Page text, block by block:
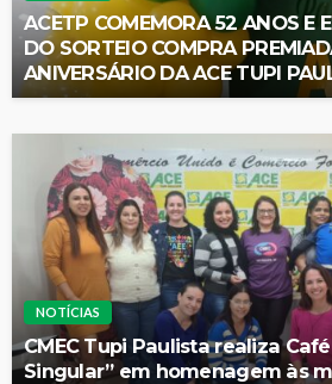
ACETP COMEMORA 52 ANOS E
DO SORTEIO COMPRA
ANIVERSÁRIO DA ACE TUPI
NOTÍCIAS
CMEC Tupi Paulista realiza
Singular” em homenagem às